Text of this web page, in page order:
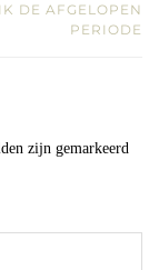
DE AFGELOPEN
PERIODE
zijn gemarkeerd